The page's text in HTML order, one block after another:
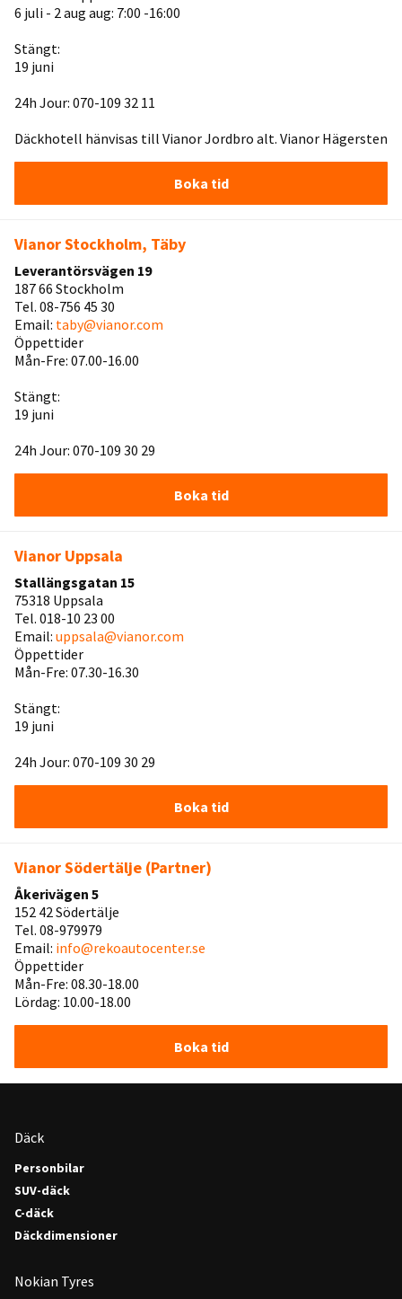
6 juli - 2 aug aug: 7:00 -16:00
Stängt:
19 juni
24h Jour: 070-109 32 11
Däckhotell hänvisas till Vianor Jordbro alt. Vianor Hägersten
Boka tid
Vianor Stockholm, Täby
Leverantörsvägen 19
187 66 Stockholm
Tel. 08-756 45 30
Email: taby@vianor.com
Öppettider
Mån-Fre: 07.00-16.00
Stängt:
19 juni
24h Jour: 070-109 30 29
Boka tid
Vianor Uppsala
Stallängsgatan 15
75318 Uppsala
Tel. 018-10 23 00
Email: uppsala@vianor.com
Öppettider
Mån-Fre: 07.30-16.30
Stängt:
19 juni
24h Jour: 070-109 30 29
Boka tid
Vianor Södertälje (Partner)
Åkerivägen 5
152 42 Södertälje
Tel. 08-979979
Email: info@rekoautocenter.se
Öppettider
Mån-Fre: 08.30-18.00
Lördag: 10.00-18.00
Boka tid
Däck
Personbilar
SUV-däck
C-däck
Däckdimensioner
Nokian Tyres